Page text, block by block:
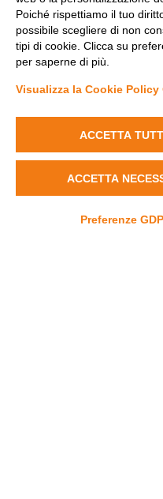
Poiché rispettiamo il tuo
possibile scegliere di non
tipi di cookie. Clicca su
per saperne di più.
Visualizza la Cookie Policy
ACCETTA
ACCETTA
Preferenze